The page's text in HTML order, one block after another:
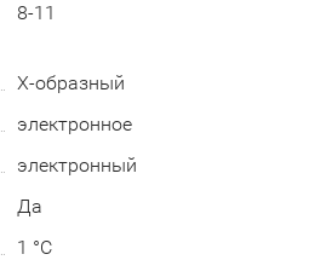
8-11
Х-образный
электронное
электронный
Да
1 °C